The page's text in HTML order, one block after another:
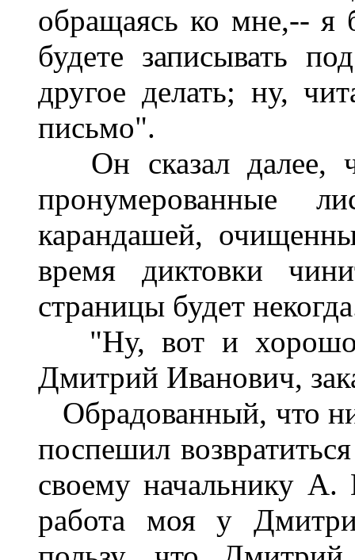
обращаясь ко мне,-- я
будете записывать
другое делать; ну,
письмо".
Он сказал далее,
пронумерованные
карандашей,
время диктовки
страницы будет
"Ну, вот и
Дмитрий Иванович,
Обрадованный, что
поспешил
своему начальнику
работа моя у